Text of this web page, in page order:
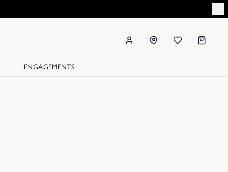
ENGAGEMENTS